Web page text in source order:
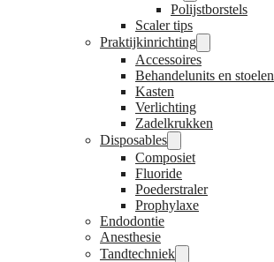
Polijstborstels
Scaler tips
Praktijkinrichting
Accessoires
Behandelunits en stoelen
Kasten
Verlichting
Zadelkrukken
Disposables
Composiet
Fluoride
Poederstraler
Prophylaxe
Endodontie
Anesthesie
Tandtechniek